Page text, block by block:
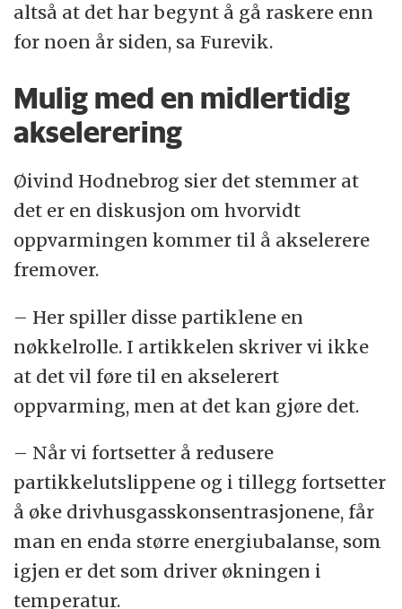
altså at det har begynt å gå raskere enn
for noen år siden, sa Furevik.
Mulig med en midlertidig
akselerering
Øivind Hodnebrog sier det stemmer at
det er en diskusjon om hvorvidt
oppvarmingen kommer til å akselerere
fremover.
– Her spiller disse partiklene en
nøkkelrolle. I artikkelen skriver vi ikke
at det vil føre til en akselerert
oppvarming, men at det kan gjøre det.
– Når vi fortsetter å redusere
partikkelutslippene og i tillegg fortsetter
å øke drivhusgasskonsentrasjonene, får
man en enda større energiubalanse, som
igjen er det som driver økningen i
temperatur.